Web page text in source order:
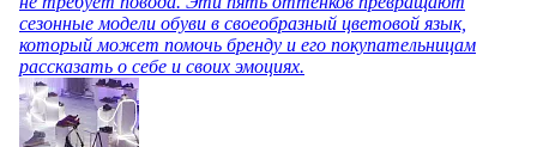
сезонные модели обуви в своеобразный цветовой язык,
который может помочь бренду и его покупательницам
рассказать о себе и своих эмоциях.